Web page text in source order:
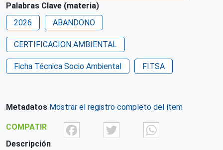
Palabras Clave (materia)
2026
ABANDONO
CERTIFICACION AMBIENTAL
Ficha Técnica Socio Ambiental FITSA
Metadatos Mostrar el registro completo del ítem
COMPATIR FacebookTwitter
Descripción